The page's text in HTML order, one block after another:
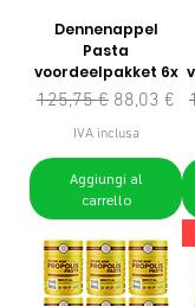
Dennenappel
Pasta
voordeelpakket 6x
Prezzo regolare
125,75 € Prezzo
88,03 €
IVA inclusa
Aggiungi al
carrello